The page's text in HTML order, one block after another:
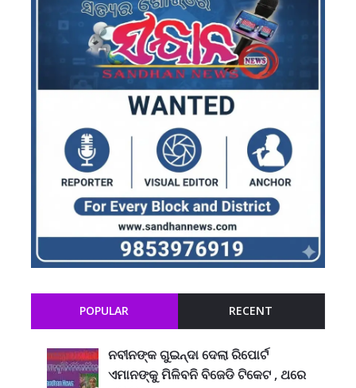
POPULAR RECENT
ନବୀନଙ୍କ ଗୁଇନ୍ଦା ଦେଲା ରିପୋର୍ଟ
ଏମାନଙ୍କୁ ମିଳିବନି ବିଜେଡି ଟିକେଟ , ଥରେ